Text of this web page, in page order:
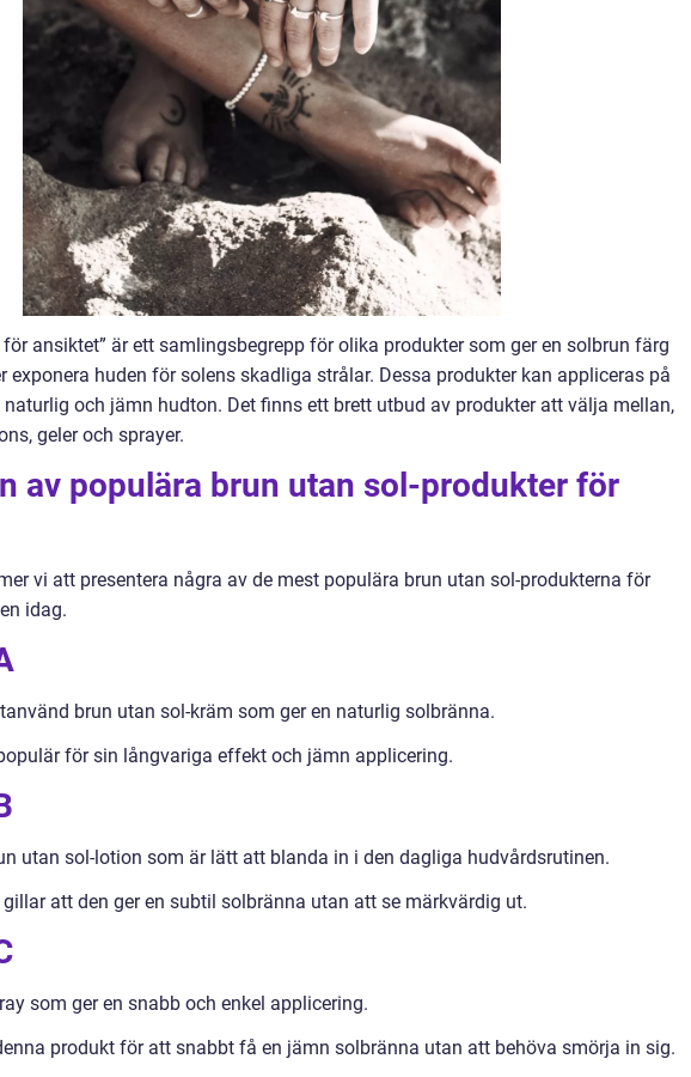
ansiktet” är ett samlingsbegrepp för olika produkter som ger en solbrun färg
exponera huden för solens skadliga strålar. Dessa produkter kan appliceras på
och jämn hudton. Det finns ett brett utbud av produkter att välja mellan,
geler och sprayer.
av populära brun utan sol-produkter för
vi att presentera några av de mest populära brun utan sol-produkterna för
idag.
brun utan sol-kräm som ger en naturlig solbränna.
för sin långvariga effekt och jämn applicering.
utan sol-lotion som är lätt att blanda in i den dagliga hudvårdsrutinen.
att den ger en subtil solbränna utan att se märkvärdig ut.
som ger en snabb och enkel applicering.
produkt för att snabbt få en jämn solbränna utan att behöva smörja in sig.